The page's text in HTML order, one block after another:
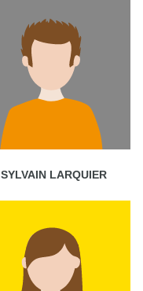
SYLVAIN LARQUIER